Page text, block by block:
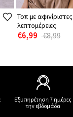
Τοπ με αφινίριστες
λεπτομέρειες
€6,99 €8,99
Εξυπηρέτηση 7 ημέρες
την εβδομάδα